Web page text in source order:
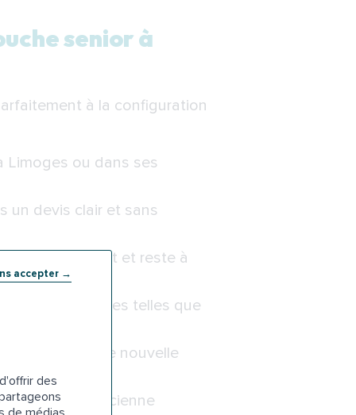
accepter →
des
senior à
à la configuration
Limoges ou dans ses
un devis clair et sans
votre projet et reste à
des aides telles que
de votre nouvelle
l’ancienne